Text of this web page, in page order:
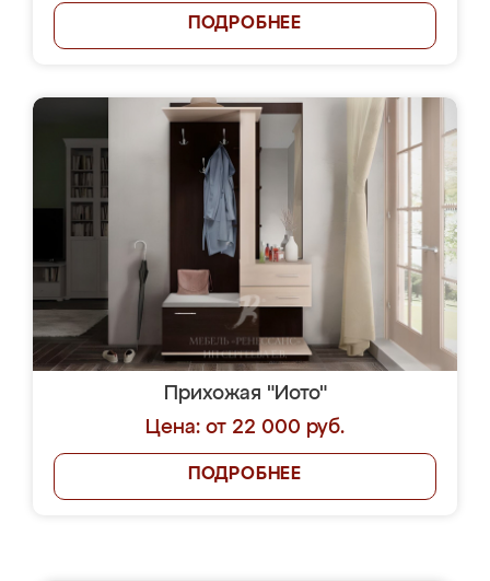
ПОДРОБНЕЕ
Прихожая "Иото"
Цена: от 22 000 руб.
ПОДРОБНЕЕ